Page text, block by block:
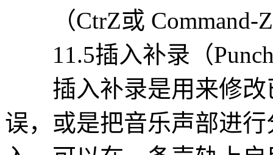
（CtrZ或 Command-Z
11.5插入补录（
插入补录是用来修改
误，或是把音乐声部进